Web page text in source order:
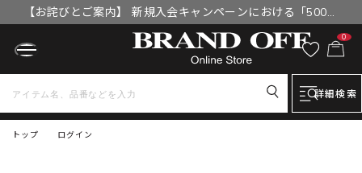
【お詫びとご案内】 新規入会キャンペーンにおける「500円
OFFクーポン」付与漏れと補填について
0
詳細検索
トップ ログイン